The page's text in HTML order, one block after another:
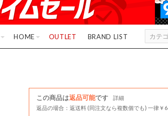
HOME OUTLET BRAND LIST
この商品は返品可能です
詳細
返品の場合：返送料 (同注文なら複数個でも) 一律￥